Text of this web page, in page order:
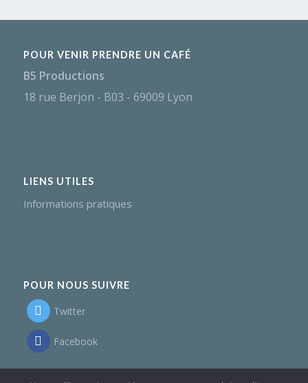
POUR VENIR PRENDRE UN CAFÉ
B5 Productions
18 rue Berjon - B03 - 69009 Lyon
LIENS UTILES
Informations pratiques
POUR NOUS SUIVRE
Twitter
Facebook